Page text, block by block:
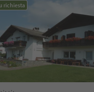
richiesta